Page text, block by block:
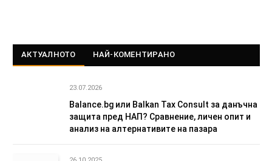
АКТУАЛНОТО НАЙ-КОМЕНТИРАНО
23.07.2026
Balance.bg или Balkan Tax Consult за данъчна
защита пред НАП? Сравнение, личен опит и
анализ на алтернативите на пазара